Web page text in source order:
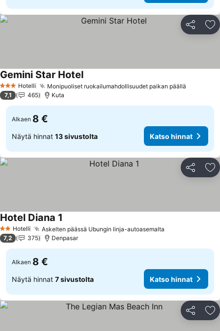
Jaa
3 Tähtiluokitus
Hotelli Monipuoliset ruokailumahdollisuudet paikan päällä
Gemini Star Hotel
7,1 465 Kuta
Alkaen 8 €
Näytä hinnat 13 sivustolta Katso hinnat
Jaa
2 Tähtiluokitus
Hotelli Askelten päässä Ubungin linja-autoasemalta
Hotel Diana 1
7,2 375 Denpasar
Alkaen 8 €
Näytä hinnat 7 sivustolta Katso hinnat
Jaa